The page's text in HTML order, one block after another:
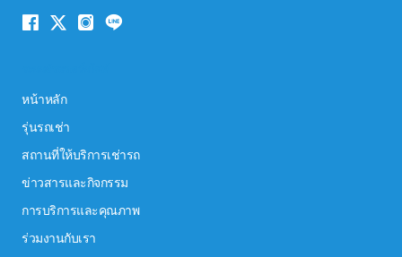
หน้าหลัก
รุ่นรถเช่า
สถานที่ให้บริการเช่ารถ
ข่าวสารและกิจกรรม
การบริการและคุณภาพ
ร่วมงานกับเรา